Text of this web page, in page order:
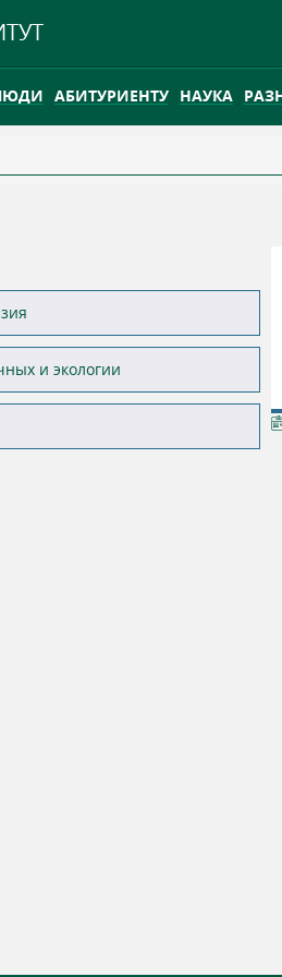
АБИТУРИЕНТУ НАУКА
СТАНЦИЮ НА ВАСЮГАНСКОМ
и экологии